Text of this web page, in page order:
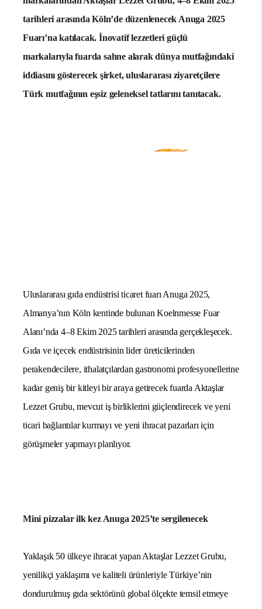
tarihleri arasında Köln’de düzenlenecek Anuga 2025
Uluslararası gıda endüstrisi ticaret fuarı Anuga 2025,
Almanya’nın Köln kentinde bulunan Koelnmesse Fuar
kadar geniş bir kitleyi bir araya getirecek fuarda Aktaşlar
ticari bağlantılar kurmayı ve yeni ihracat pazarları için
görüşmeler yapmayı planlıyor.